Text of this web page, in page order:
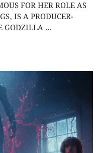
FOR HER ROLE AS
IS A PRODUCER-
GODZILLA ...